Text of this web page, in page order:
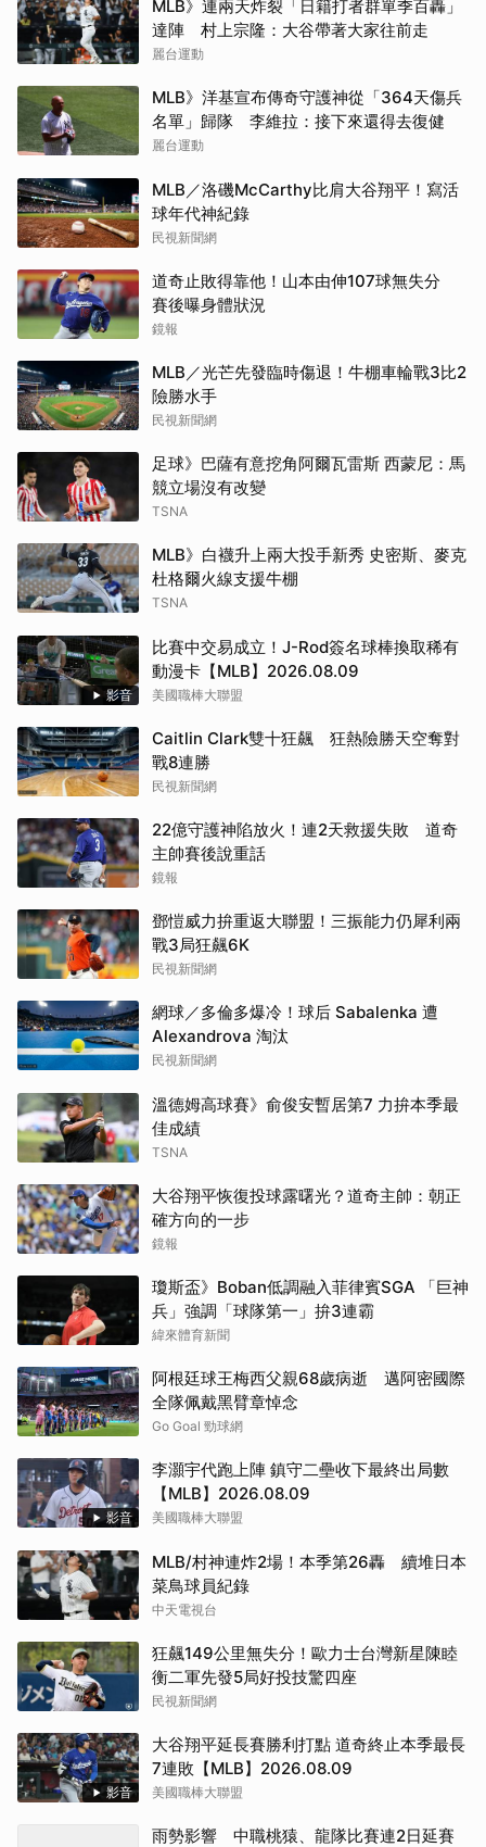
MLB》連兩天炸裂「日籍打者群單季百轟」
達陣 村上宗隆：大谷帶著大家往前走
麗台運動
MLB》洋基宣布傳奇守護神從「364天傷兵
名單」歸隊 李維拉：接下來還得去復健
麗台運動
MLB／洛磯McCarthy比肩大谷翔平！寫活
球年代神紀錄
民視新聞網
道奇止敗得靠他！山本由伸107球無失分
賽後曝身體狀況
鏡報
MLB／光芒先發臨時傷退！牛棚車輪戰3比2
險勝水手
民視新聞網
足球》巴薩有意挖角阿爾瓦雷斯 西蒙尼：馬
競立場沒有改變
TSNA
MLB》白襪升上兩大投手新秀 史密斯、麥克
杜格爾火線支援牛棚
TSNA
影音
比賽中交易成立！J-Rod簽名球棒換取稀有
動漫卡【MLB】2026.08.09
美國職棒大聯盟
Caitlin Clark雙十狂飆 狂熱險勝天空奪對
戰8連勝
民視新聞網
22億守護神陷放火！連2天救援失敗 道奇
主帥賽後說重話
鏡報
鄧愷威力拚重返大聯盟！三振能力仍犀利兩
戰3局狂飆6K
民視新聞網
網球／多倫多爆冷！球后 Sabalenka 遭
Alexandrova 淘汰
民視新聞網
溫德姆高球賽》俞俊安暫居第7 力拚本季最
佳成績
TSNA
大谷翔平恢復投球露曙光？道奇主帥：朝正
確方向的一步
鏡報
瓊斯盃》Boban低調融入菲律賓SGA 「巨神
兵」強調「球隊第一」拚3連霸
緯來體育新聞
阿根廷球王梅西父親68歲病逝 邁阿密國際
全隊佩戴黑臂章悼念
Go Goal 勁球網
影音
李灝宇代跑上陣 鎮守二壘收下最終出局數
【MLB】2026.08.09
美國職棒大聯盟
MLB/村神連炸2場！本季第26轟 續堆日本
菜鳥球員紀錄
中天電視台
狂飆149公里無失分！歐力士台灣新星陳睦
衡二軍先發5局好投技驚四座
民視新聞網
影音
大谷翔平延長賽勝利打點 道奇終止本季最長
7連敗【MLB】2026.08.09
美國職棒大聯盟
雨勢影響 中職桃猿、龍隊比賽連2日延賽